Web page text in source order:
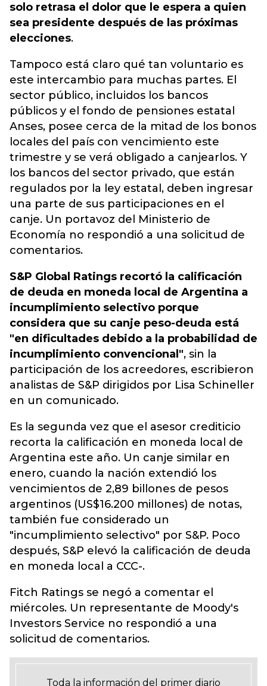
solo retrasa el dolor que le espera a quien
sea presidente después de las próximas
elecciones.
Tampoco está claro qué tan voluntario es
este intercambio para muchas partes. El
sector público, incluidos los bancos
públicos y el fondo de pensiones estatal
Anses, posee cerca de la mitad de los bonos
locales del país con vencimiento este
trimestre y se verá obligado a canjearlos. Y
los bancos del sector privado, que están
regulados por la ley estatal, deben ingresar
una parte de sus participaciones en el
canje. Un portavoz del Ministerio de
Economía no respondió a una solicitud de
comentarios.
S&P Global Ratings recortó la calificación
de deuda en moneda local de Argentina a
incumplimiento selectivo porque
considera que su canje peso-deuda está
"en dificultades debido a la probabilidad de
incumplimiento convencional", sin la
participación de los acreedores, escribieron
analistas de S&P dirigidos por Lisa Schineller
en un comunicado.
Es la segunda vez que el asesor crediticio
recorta la calificación en moneda local de
Argentina este año. Un canje similar en
enero, cuando la nación extendió los
vencimientos de 2,89 billones de pesos
argentinos (US$16.200 millones) de notas,
también fue considerado un
"incumplimiento selectivo" por S&P. Poco
después, S&P elevó la calificación de deuda
en moneda local a CCC-.
Fitch Ratings se negó a comentar el
miércoles. Un representante de Moody's
Investors Service no respondió a una
solicitud de comentarios.
Toda la información del primer diario